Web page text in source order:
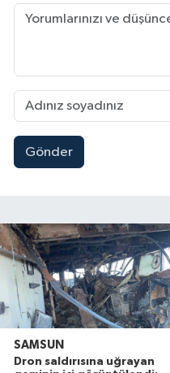
Gönder
SAMSUN
Dron saldırısına uğrayan